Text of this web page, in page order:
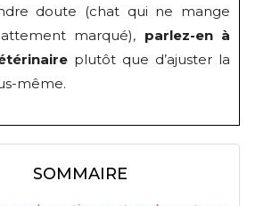
doute (chat qui ne mange
marqué), parlez-en à
plutôt que d’ajuster la
même.
SOMMAIRE